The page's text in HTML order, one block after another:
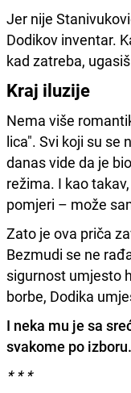
Jer nije
Dodikov inventar.
kad zatreba,
Kraj iluzije
Nema više
lica". Svi koji su se
danas vide da je
režima. I kao
pomjeri – može
Zato je ova priča
Bezmudi se ne
sigurnost umjesto
borbe, Dodika
I neka mu je sa
svakome po
* * *